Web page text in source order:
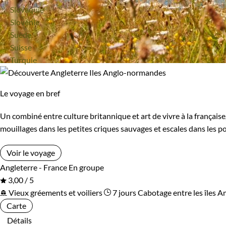
Voyage
Slovaquie
Voyage
Slovénie
Voyage
Suède
Voyage
Suisse
Voyage
Turquie
Le voyage en bref
Un combiné entre culture britannique et art de vivre à la
mouillages dans les petites criques sauvages et escales dans les
Voir le voyage
Angleterre - France En groupe
3,00 / 5
Vieux gréements et voiliers
7 joursCabotage entre les îles
Carte
Détails